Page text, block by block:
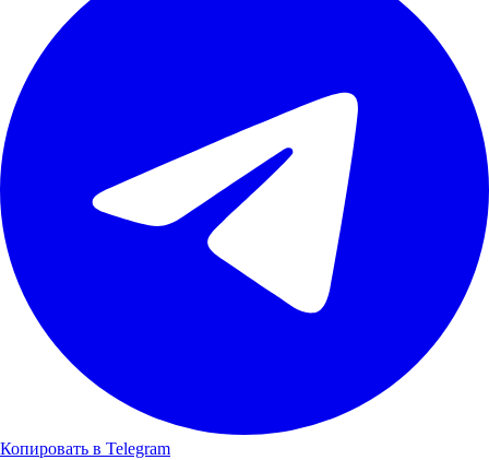
Копировать в Telegram